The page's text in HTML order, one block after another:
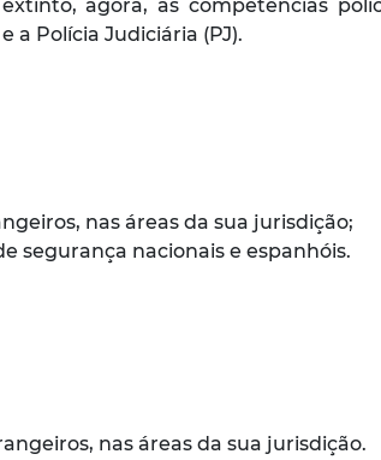
agora, as competências
a Polícia Judiciária (PJ).
nas áreas da sua jurisdição;
segurança nacionais e espanhóis.
nas áreas da sua jurisdição.